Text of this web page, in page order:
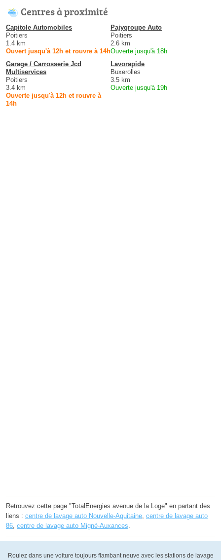
Centres à proximité
Capitole Automobiles
Poitiers
1.4 km
Ouvert jusqu'à 12h et rouvre à 14h
Pajygroupe Auto
Poitiers
2.6 km
Ouverte jusqu'à 18h
Garage / Carrosserie Jcd
Multiservices
Poitiers
3.4 km
Ouverte jusqu'à 12h et rouvre à
14h
Lavorapide
Buxerolles
3.5 km
Ouverte jusqu'à 19h
Retrouvez cette page "TotalEnergies avenue de la Loge" en partant des
liens : centre de lavage auto Nouvelle-Aquitaine, centre de lavage auto
86, centre de lavage auto Migné-Auxances.
Roulez dans une voiture toujours flambant neuve avec les stations de lavage